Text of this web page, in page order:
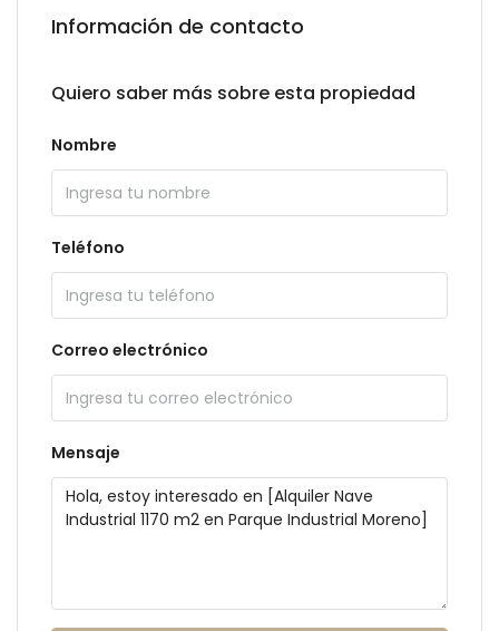
Información de contacto
Quiero saber más sobre esta propiedad
Nombre
Teléfono
Correo electrónico
Mensaje